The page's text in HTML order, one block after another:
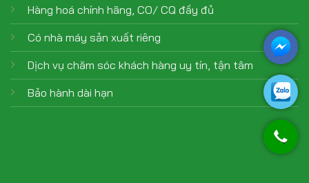
Hàng hoá chính hãng, CO/ CQ đầy đủ
Có nhà máy sản xuất riêng
Dịch vụ chăm sóc khách hàng uy tín, tận tâm
Bảo hành dài hạn